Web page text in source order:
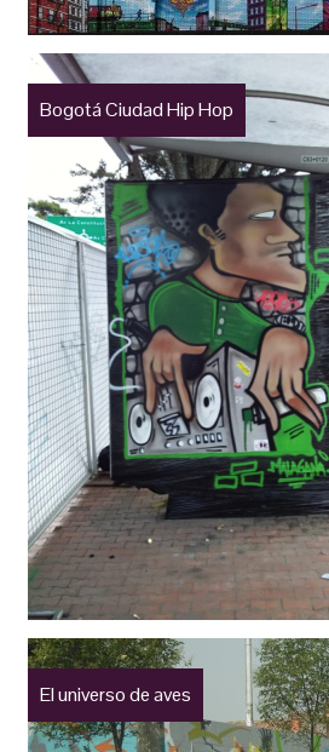
Bogotá Ciudad Hip Hop
El universo de aves